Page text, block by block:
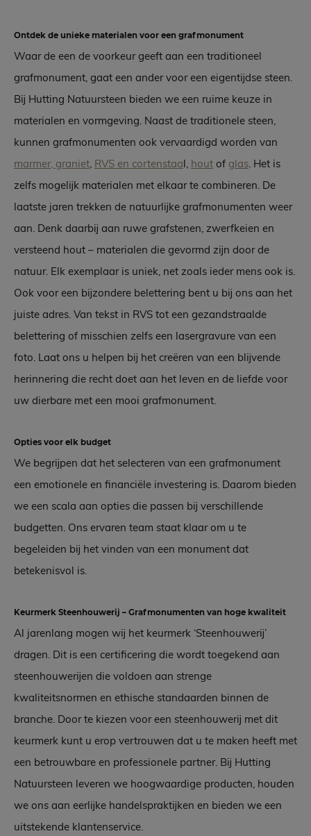
Ontdek de unieke materialen voor een grafmonument
Waar de een de voorkeur geeft aan een traditioneel
grafmonument, gaat een ander voor een eigentijdse steen.
Bij Hutting Natuursteen bieden we een ruime keuze in
materialen en vormgeving. Naast de traditionele steen,
kunnen grafmonumenten ook vervaardigd worden van
marmer, graniet RVS en cortenstaal, hout of glas . Het is
zelfs mogelijk materialen met elkaar te combineren. De
laatste jaren trekken de natuurlijke grafmonumenten weer
aan. Denk daarbij aan ruwe grafstenen, zwerfkeien en
versteend hout – materialen die gevormd zijn door de
natuur. Elk exemplaar is uniek, net zoals ieder mens ook is.
Ook voor een bijzondere belettering bent u bij ons aan het
juiste adres. Van tekst in RVS tot een gezandstraalde
belettering of misschien zelfs een lasergravure van een
foto. Laat ons u helpen bij het creëren van een blijvende
herinnering die recht doet aan het leven en de liefde voor
uw dierbare met een mooi grafmonument.
Opties voor elk budget
We begrijpen dat het selecteren van een grafmonument
een emotionele en financiële investering is. Daarom bieden
we een scala aan opties die passen bij verschillende
budgetten. Ons ervaren team staat klaar om u te
begeleiden bij het vinden van een monument dat
betekenisvol is.
Keurmerk Steenhouwerij – Grafmonumenten van hoge kwaliteit
Al jarenlang mogen wij het keurmerk ‘Steenhouwerij’
dragen. Dit is een certificering die wordt toegekend aan
steenhouwerijen die voldoen aan strenge
kwaliteitsnormen en ethische standaarden binnen de
branche. Door te kiezen voor een steenhouwerij met dit
keurmerk kunt u erop vertrouwen dat u te maken heeft met
een betrouwbare en professionele partner. Bij Hutting
Natuursteen leveren we hoogwaardige producten, houden
we ons aan eerlijke handelspraktijken en bieden we een
uitstekende klantenservice.